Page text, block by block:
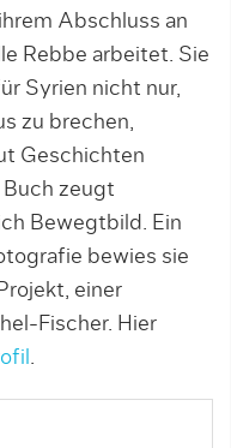
Abschluss an
Rebbe arbeitet. Sie
Syrien nicht nur,
zu brechen,
Geschichten
Buch zeugt
Bewegtbild. Ein
bewies sie
einer
Fischer. Hier
.